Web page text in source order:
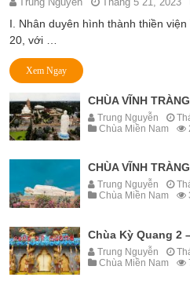
I. Nhân duyên hình thành thiền
20, với …
Xem Ngay
CHÙA VĨNH
Trung Nguyễn
Chùa Miền Nam
CHÙA VĨNH
Trung Nguyễn
Chùa Miền Nam
Chùa Kỳ Quang 2
Trung Nguyễn
Chùa Miền Nam